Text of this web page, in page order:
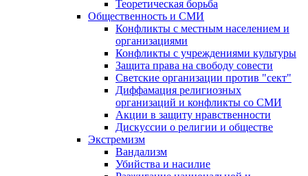
Теоретическая борьба
Общественность и СМИ
Конфликты с местным населением и
организациями
Конфликты с учреждениями культуры
Защита права на свободу совести
Светские организации против "сект"
Диффамация религиозных
организаций и конфликты со СМИ
Акции в защиту нравственности
Дискуссии о религии и обществе
Экстремизм
Вандализм
Убийства и насилие